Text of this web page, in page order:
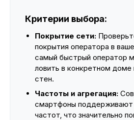
Критерии выбора:
Покрытие сети:
покрытия оператора в
самый быстрый оператор
ловить в конкретном доме
стен.
Частоты и агрегация:
смартфоны поддерживают
частот, что значительно